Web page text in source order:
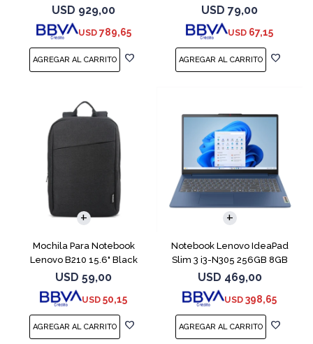
15.6"
USD 929,00
USD 789,65
Inteligente
USD 79,00
USD 67,15
Mochila Para Notebook
Lenovo B210 15.6" Black
USD 59,00
USD 50,15
Notebook Lenovo IdeaPad
Slim 3 i3-N305 256GB 8GB
15.6" Blue
USD 469,00
USD 398,65